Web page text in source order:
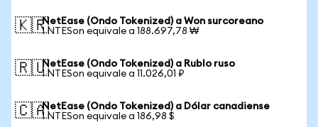
🇰🇷NetEase (Ondo Tokenized) a Won surcoreano
1 NTESon equivale a 188.697,78 ₩
🇷🇺NetEase (Ondo Tokenized) a Rublo ruso
1 NTESon equivale a 11.026,01 ₽
🇨🇦NetEase (Ondo Tokenized) a Dólar canadiense
1 NTESon equivale a 186,98 $